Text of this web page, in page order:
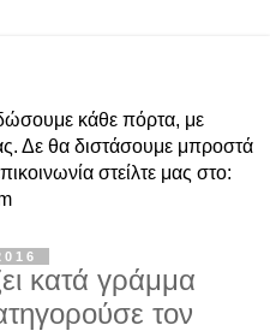
κάθε πόρτα, με
Δε θα διστάσουμε μπροστά
στείλτε μας στο:
κατά γράμμα
τον